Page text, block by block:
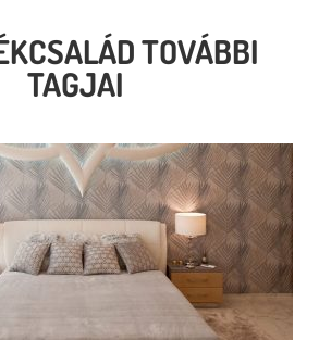
TOVÁBBI
TAGJAI